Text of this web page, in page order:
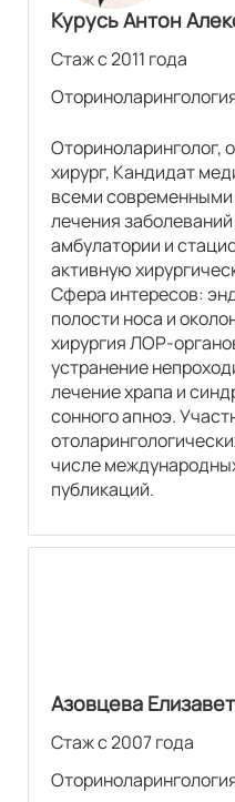
Курусь Антон
Стаж с 2011 года
хирург, Кандидат
всеми
лечения
амбулатории и
активную
Сфера интересов:
полости носа и
хирургия ЛОР-
устранение
лечение храпа и
сонного апноэ.
числе
публикаций.
Азовцева
Стаж с 2007 года